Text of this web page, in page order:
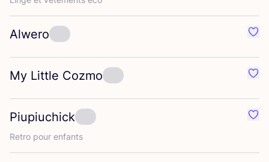
Alwero
My Little Cozmo
Piupiuchick
Retro pour enfants